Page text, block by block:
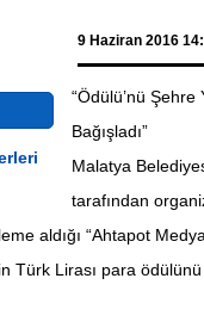
9 Haziran 2016
“Ödülü’nü Şehre
Bağışladı”
Malatya
tarafından
aldığı “Ahtapot
Türk Lirası para